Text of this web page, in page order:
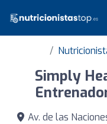
Simply
Av. de las